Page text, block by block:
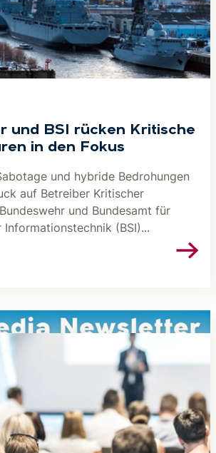
und BSI rücken Kritische
in den Fokus
und hybride Bedrohungen
auf Betreiber Kritischer
und Bundesamt für
Informationstechnik (BSI)...